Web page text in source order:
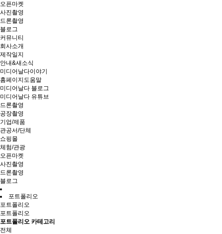
오픈마켓
사진촬영
드론촬영
블로그
커뮤니티
회사소개
제작일지
안내&새소식
미디어날다이야기
홈페이지도움말
미디어날다 블로그
미디어날다 유튜브
드론촬영
공장촬영
기업/제품
관공서/단체
쇼핑몰
체험/관광
오픈마켓
사진촬영
드론촬영
블로그
포트폴리오
포트폴리오
포트폴리오
포트폴리오 카테고리
전체